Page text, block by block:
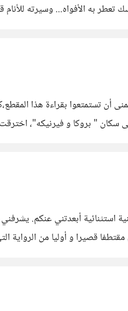
تستمتعوا بقراءة هذا
على سكان " بروكا و فيرنيكه"،
أبعدتني عنكم.
و سيتم عرضها إن شاء الله في معرض القاهرة الدولي للكتاب ٢٠٢٣. أحببت أن